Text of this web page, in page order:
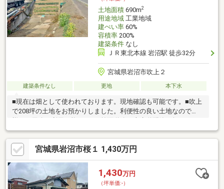
土地面積690m2
用途地域工業地域
建ぺい率60%
容積率200%
建築条件なし
ＪＲ東北本線 岩沼駅 徒歩32分
宮城県岩沼市吹上２
建築条件なし 更地 本下水
■現在は畑として使われております。現地確認も可能です。■吹上
で208坪の土地をお預かりしました。利便性の良い土地なので
め、本管からの引き込みは買主様負担となります。
宮城県岩沼市桜１ 1,430万円
1,430万円
（坪単価:-）